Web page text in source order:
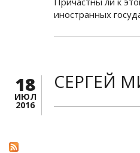
иностранных
18
ИЮЛ
2016
СЕРГЕЙ